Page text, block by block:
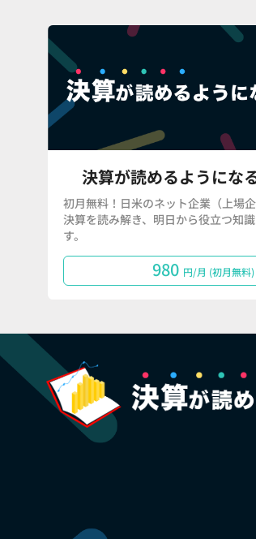
決算が読めるようにな
初月無料！日米のネット企業（上場企
決算を読み解き、明日から役立つ知
す。
980 円/月 (初月無料)